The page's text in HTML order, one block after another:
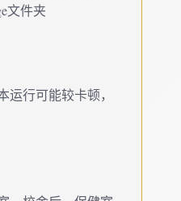
文件夹
运行可能较卡顿，